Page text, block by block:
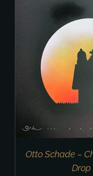
Otto Schade –
Drop
IN DEN